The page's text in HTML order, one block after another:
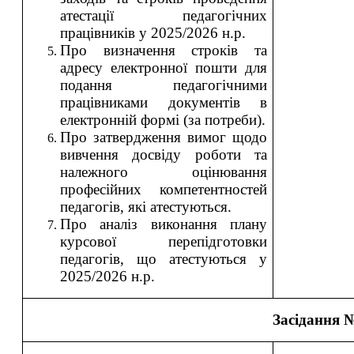
атестації педагогічних
працівників у 2025/2026 н.р.
Про визначеннястроків та
адресу електронної пошти для
подання педагогічними
працівниками документів в
електронній формі (за потреби).
Про затвердження вимог щодо
вивчення досвіду роботи та
належного оцінювання
професійних компетентностей
педагогів, які атестуються.
Про аналіз виконання плану
курсової перепідготовки
педагогів, що атестуються у
2025/2026 н.р.
Засідання